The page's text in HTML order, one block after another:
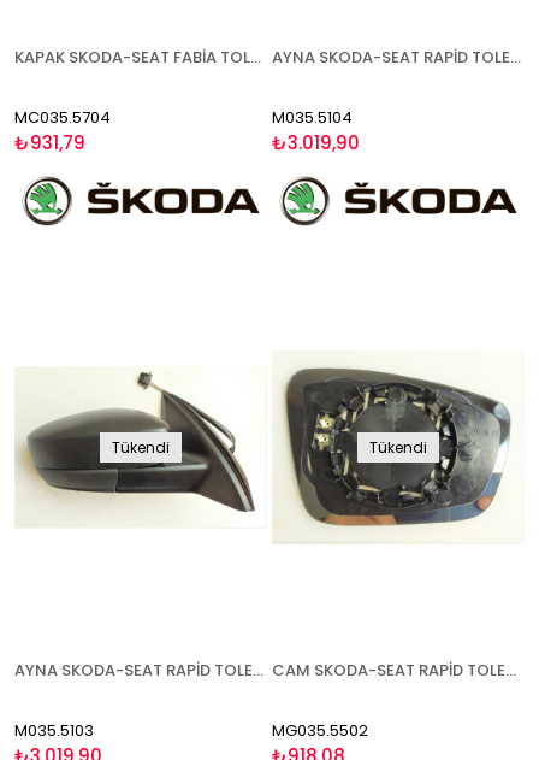
KAPAK SKODA-SEAT FABİA TOLEDO RAPİD 2015- ASTARLI SOL
MC035.5704
₺931,79
AYNA SKODA-SEAT RAPİD TOLEDO 2012- ELEKTRİKLİ ISITMALI SOL
M035.5104
₺3.019,90
Tükendi
AYNA SKODA-SEAT RAPİD TOLEDO 2012- ELEKTRİKLİ ISITMALI SAĞ
M035.5103
Tükendi
CAM SKODA-SEAT RAPİD TOLEDO ( FABİA 2015-) 2012- ISITMALI SOL
MG035.5502